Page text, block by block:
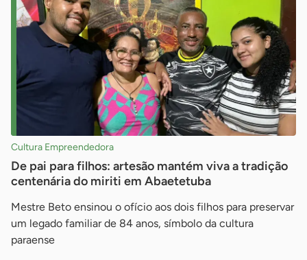
Cultura Empreendedora
De pai para filhos: artesão mantém viva a tradição
centenária do miriti em Abaetetuba
Mestre Beto ensinou o ofício aos dois filhos para preservar
um legado familiar de 84 anos, símbolo da cultura
paraense